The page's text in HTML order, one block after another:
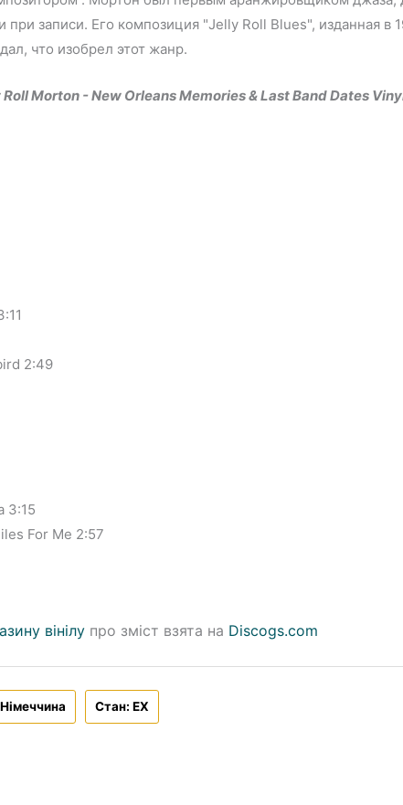
при записи. Его композиция "Jelly Roll Blues", изданная
что изобрел этот жанр.
Roll Morton - New Orleans Memories & Last Band Dates
2:49
3:15
For Me 2:57
вінілу про зміст взята на Discogs.com
Німеччина Стан: EX